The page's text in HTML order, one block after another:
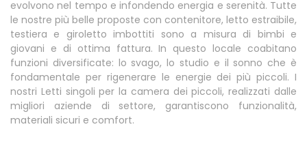
evolvono nel tempo e infondendo energia e serenità. Tutte
le nostre più belle proposte con contenitore, letto estraibile,
testiera e giroletto imbottiti sono a misura di bimbi e
giovani e di ottima fattura. In questo locale coabitano
funzioni diversificate: lo svago, lo studio e il sonno che è
fondamentale per rigenerare le energie dei più piccoli. I
nostri Letti singoli per la camera dei piccoli, realizzati dalle
migliori aziende di settore, garantiscono funzionalità,
materiali sicuri e comfort.